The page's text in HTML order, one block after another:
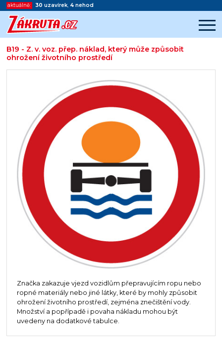
aktuálně: 30 uzavírek, 4 nehod
B19 - Z. v. voz. přep. náklad, který může způsobit
ohrožení životního prostředí
Začátek reklamy
Konec reklamy
Značka zakazuje vjezd vozidlům přepravujícím ropu nebo
ropné materiály nebo jiné látky, které by mohly způsobit
ohrožení životního prostředí, zejména znečištění vody.
Množství a popřípadě i povaha nákladu mohou být
uvedeny na dodatkové tabulce.